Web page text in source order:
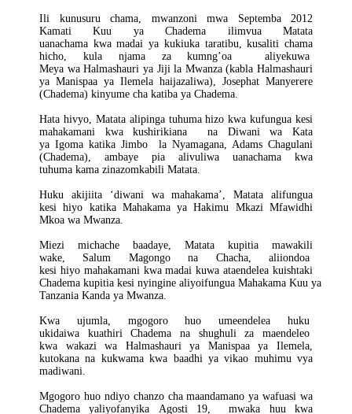
Ili kunusuru chama, mwanzoni mwa Septemba 2012
Kamati Kuu ya Chadema ilimvua Matata
uanachama kwa madai ya kukiuka taratibu, kusaliti chama
hicho, kula njama za kumng’oa aliyekuwa
Meya wa Halmashauri ya Jiji la Mwanza (kabla Halmashauri
ya Manispaa ya Ilemela haijazaliwa), Josephat Manyerere
(Chadema) kinyume cha katiba ya Chadema.
Hata hivyo, Matata alipinga tuhuma hizo kwa kufungua kesi
mahakamani kwa kushirikiana na Diwani wa Kata
ya Igoma katika Jimbo la Nyamagana, Adams Chagulani
(Chadema), ambaye pia alivuliwa uanachama kwa
tuhuma kama zinazomkabili Matata.
Huku akijiita ‘diwani wa mahakama’, Matata alifungua
kesi hiyo katika Mahakama ya Hakimu Mkazi Mfawidhi
Mkoa wa Mwanza.
Miezi michache baadaye, Matata kupitia mawakili
wake, Salum Magongo na Chacha, aliiondoa
kesi hiyo mahakamani kwa madai kuwa ataendelea kuishtaki
Chadema kupitia kesi nyingine aliyoifungua Mahakama Kuu ya
Tanzania Kanda ya Mwanza.
Kwa ujumla, mgogoro huo umeendelea huku
ukidaiwa kuathiri Chadema na shughuli za maendeleo
kwa wakazi wa Halmashauri ya Manispaa ya Ilemela,
kutokana na kukwama kwa baadhi ya vikao muhimu vya
madiwani.
Mgogoro huo ndiyo chanzo cha maandamano ya wafuasi wa
Chadema yaliyofanyika Agosti 19, mwaka huu kwa